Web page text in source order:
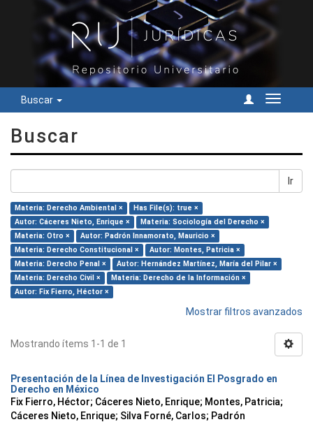
Buscar
Cambiar
Buscar
Ir
Materia: Derecho Ambiental ×
Has File(s): true ×
Autor: Cáceres Nieto, Enrique ×
Materia: Sociología del Derecho ×
Materia: Otro ×
Autor: Padrón Innamorato, Mauricio ×
Materia: Derecho Constitucional ×
Autor: Montes, Patricia ×
Materia: Derecho Penal ×
Autor: Hernández Martínez, María del Pilar ×
Materia: Derecho Civil ×
Materia: Derecho de la Información ×
Autor: Fix Fierro, Héctor ×
Mostrar filtros avanzados
Mostrando ítems 1-1 de 1
Presentación de la Línea de Investigación El Posgrado en
Derecho en México
Fix Fierro, Héctor; Cáceres Nieto, Enrique; Montes, Patricia;
Cáceres Nieto, Enrique; Silva Forné, Carlos; Padrón